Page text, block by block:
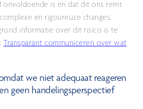
onvoldoende is en dat dit ons remt
en rigoureuze changes.
informatie over dit risico is te
Transparant communiceren over wat
we niet adequaat reageren
geen handelingsperspectief